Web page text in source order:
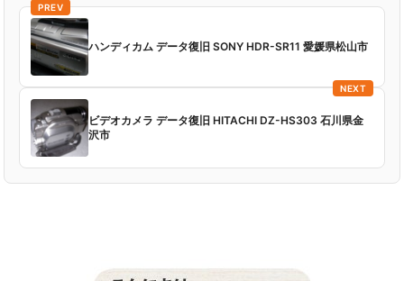
PREV
ハンディカム データ復旧 SONY HDR-SR11 愛媛県松山市
NEXT
ビデオカメラ データ復旧 HITACHI DZ-HS303 石川県金
沢市